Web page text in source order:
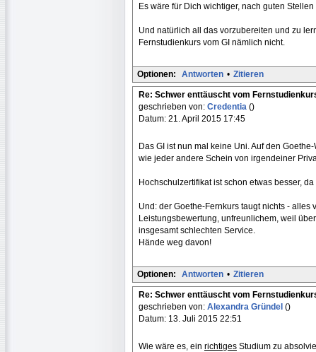
Es wäre für Dich wichtiger, nach guten
Und natürlich all das vorzubereiten und zu
Fernstudienkurs vom GI nämlich nicht.
Optionen: Antworten • Zitieren
Re: Schwer enttäuscht vom
geschrieben von: Credentia ()
Datum: 21. April 2015 17:45
Das GI ist nun mal keine Uni. Auf den
wie jeder andere Schein von irgendeiner
Hochschulzertifikat ist schon etwas besser,
Und: der Goethe-Fernkurs taugt nichts -
Leistungsbewertung, unfreunlichem, weil
insgesamt schlechten Service.
Hände weg davon!
Optionen: Antworten • Zitieren
Re: Schwer enttäuscht vom
geschrieben von: Alexandra Gründel ()
Datum: 13. Juli 2015 22:51
Wie wäre es, ein richtiges Studium zu